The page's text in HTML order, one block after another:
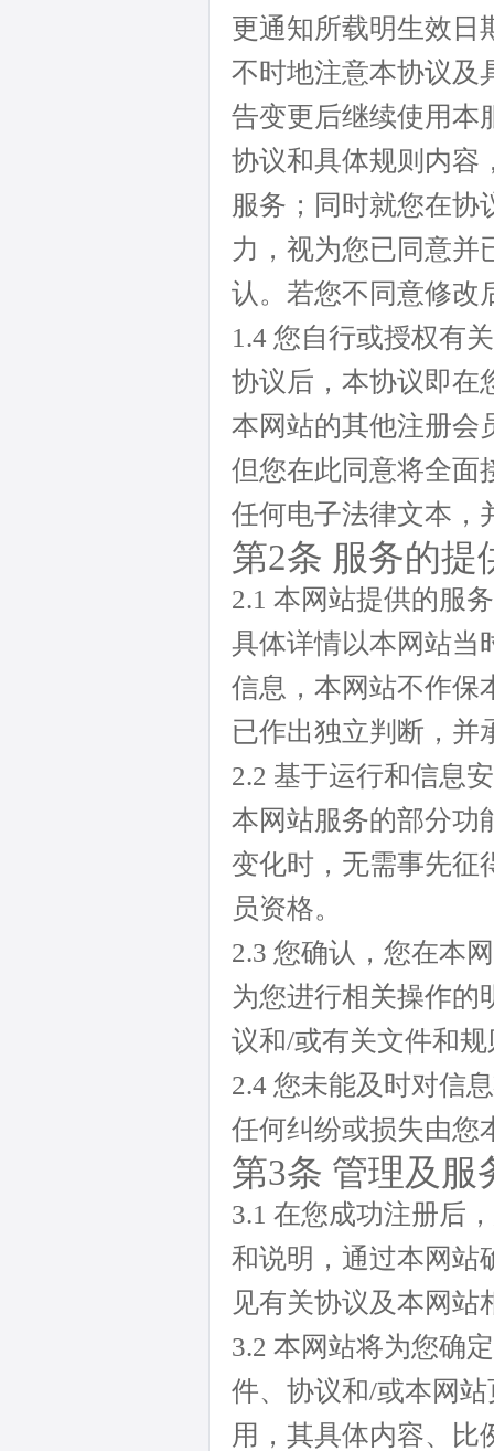
更通知所载明生效日
不时地注意本协议及
告变更后继续使用本
协议和具体规则内容
服务；同时就您在协
力，视为您已同意并
认。若您不同意修改
1.4 您自行或授权有
协议后，本协议即在
本网站的其他注册会
但您在此同意将全面
任何电子法律文本，
第2条 服务的提
2.1 本网站提供的服
具体详情以本网站当
信息，本网站不作保
已作出独立判断，并
2.2 基于运行和信息
本网站服务的部分功
变化时，无需事先征
员资格。
2.3 您确认，您在本
为您进行相关操作的
议和/或有关文件和
2.4 您未能及时对信
任何纠纷或损失由您
第3条 管理及服
3.1 在您成功注册后
和说明，通过本网站
见有关协议及本网站
3.2 本网站将为您确
件、协议和/或本网
用，其具体内容、比